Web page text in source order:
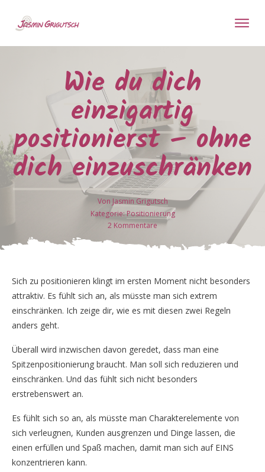
Wie du dich
einzigartig
positionierst – ohne
dich einzuschränken
Von Jasmin Grigutsch
Kategorie:Positionierung
2 Kommentare
Sich zu positionieren klingt im ersten Moment nicht besonders
attraktiv. Es fühlt sich an, als müsste man sich extrem
einschränken. Ich zeige dir, wie es mit diesen zwei Regeln
anders geht.
Überall wird inzwischen davon geredet, dass man eine
Spitzenpositionierung braucht. Man soll sich reduzieren und
einschränken. Und das fühlt sich nicht besonders
erstrebenswert an.
Es fühlt sich so an, als müsste man Charakterelemente von
sich verleugnen, Kunden ausgrenzen und Dinge lassen, die
einen erfüllen und Spaß machen, damit man sich auf EINS
konzentrieren kann.